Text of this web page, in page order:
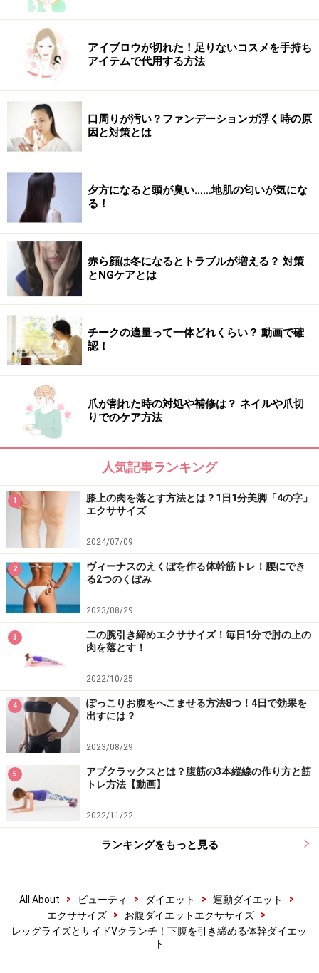
ぽっこり下腹にアプローチ「レッグライズ
シザーズ」
続いて、腹筋運動が苦手な方にもおすすめの「レッグラ
イズシザーズ」をご紹介します。下腹の筋肉に負荷を加
えるだけでなく、一連の動きを繰り返すことで、脂肪燃
焼の効果も期待できます。
1. 床に座り、両ひじと両ひざをついた仰向けの姿勢で、
息を吐きながらお腹をへこませてドローイン。目線は正
面に向けます。
「レッグライズシザーズ」STEP1
2. 両ひざを曲げて、胸の前にひきよせます。息は止めず
に、自然な呼吸のまま行います。
「レッグライズシザーズ」STEP2
3. 両脚を天井方向にまっすぐに伸ばします。
「レッグライズシザーズ」STEP3
4. 両脚を床ギリギリの位置までゆっくりと下ろしていき
ましょう。
「レッグライズシザーズ」STEP4
5. 脚を浮かせたまま、ゆっくりと開脚していきます。
「レッグライズシザーズ」STEP5
6～8. 右脚を左脚の上に交差させ、空中でクロスさせま
す。続けて、開脚⇒反対の脚を上にして交差
「レッグライズシザーズ」STEP7
アイブロウが切れた！足りないコスメを手持ち
アイテムで代用する方法
口周りが汚い？ファンデーションガ浮く時の原
因と対策とは
夕方になると頭が臭い……地肌の匂いが気にな
る！
赤ら顔は冬になるとトラブルが増える？ 対策
とNGケアとは
チークの適量って一体どれくらい？ 動画で確
認！
爪が割れた時の対処や補修は？ ネイルや爪切
りでのケア方法
人気記事ランキング
1
膝上の肉を落とす方法とは？1日1分美脚「4の字」
エクササイズ
2024/07/09
2
ヴィーナスのえくぼを作る体幹筋トレ！腰にでき
る2つのくぼみ
2023/08/29
3
二の腕引き締めエクササイズ！毎日1分で肘の上の
肉を落とす！
2022/10/25
4
ぽっこりお腹をへこませる方法8つ！4日で効果を
出すには？
2023/08/29
5
アブクラックスとは？腹筋の3本縦線の作り方と筋
トレ方法【動画】
2022/11/22
ランキングをもっと見る
All About > ビューティ > ダイエット > 運動ダイエット
>
エクササイズ
> お腹ダイエットエクササイズ
>
レッグライズとサイドVクランチ！下腹を引き締める体幹ダイエッ
ト